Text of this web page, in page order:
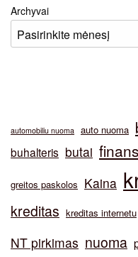
Archyvai
automobiliu nuoma auto nuoma
buhalteris butai
greitos paskolos Kaina
kreditas kreditas internetu
NT pirkimas nuoma